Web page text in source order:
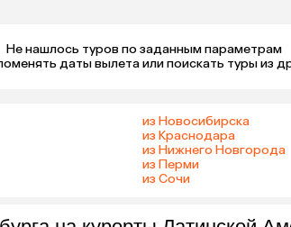
Не нашлось туров по заданным параметрам
даты вылета или поискать туры из
из Новосибирска
из Краснодара
из Нижнего Новгорода
из Перми
из Сочи